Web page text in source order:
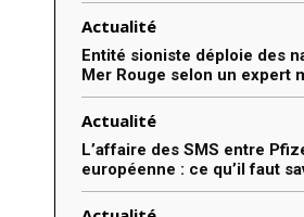
Actualité
Entité sioniste déploie des
Mer Rouge selon un expert
Actualité
L’affaire des SMS entre
européenne : ce qu’il faut